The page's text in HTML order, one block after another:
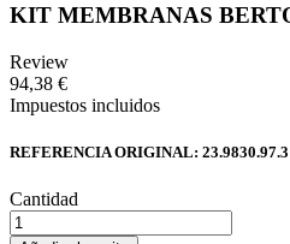
KIT MEMBRANAS
Review
94,38 €
Impuestos incluidos
REFERENCIA ORIGINAL: 23.9830.97.3
Cantidad